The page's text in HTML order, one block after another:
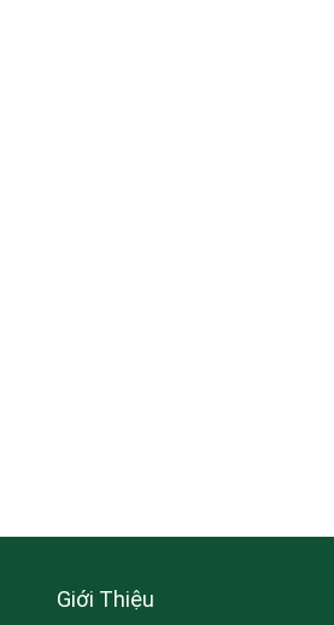
Giới Thiệu